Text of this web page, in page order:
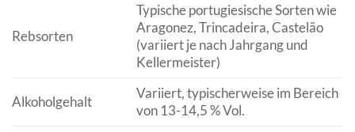
Rebsorten
Typische portugiesische Sorten wie
Aragonez, Trincadeira, Castelão
(variiert je nach Jahrgang und
Kellermeister)
Alkoholgehalt
Variiert, typischerweise im Bereich
von 13-14,5 % Vol.